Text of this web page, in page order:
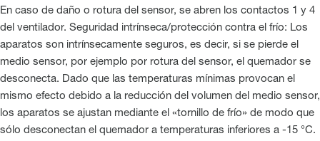
En caso de daño o rotura del sensor, se abren los contactos 1 y 4
del ventilador. Seguridad intrínseca/protección contra el frío: Los
aparatos son intrínsecamente seguros, es decir, si se pierde el
medio sensor, por ejemplo por rotura del sensor, el quemador se
desconecta. Dado que las temperaturas mínimas provocan el
mismo efecto debido a la reducción del volumen del medio sensor,
los aparatos se ajustan mediante el «tornillo de frío» de modo que
sólo desconectan el quemador a temperaturas inferiores a -15 °C.